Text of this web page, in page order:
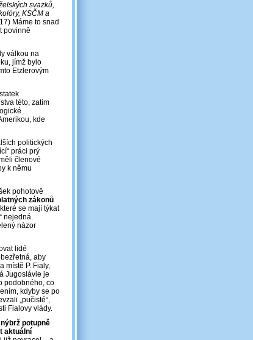
svazků,
KSČM a
Máme to snad
povinně
válkou na
jímž bylo
Etzlerovým
této, zatím
kde
politických
práci prý
členové
k němu
pohotově
zákonů
se mají týkat
nejedná.
názor
lidé
aby
místě P. Fialy,
Jugoslávie je
podobného, co
kdyby se po
„pučisté“,
Fialovy vlády.
potupně
aktuální